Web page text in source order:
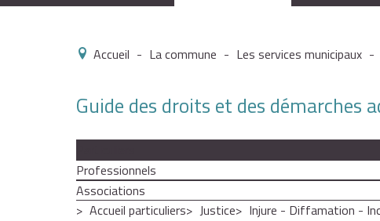
Accueil - La commune - Les services municipaux -
Guide des droits et des démarches
Professionnels
Associations
Accueil particuliers
Justice Injure - Diffamation -